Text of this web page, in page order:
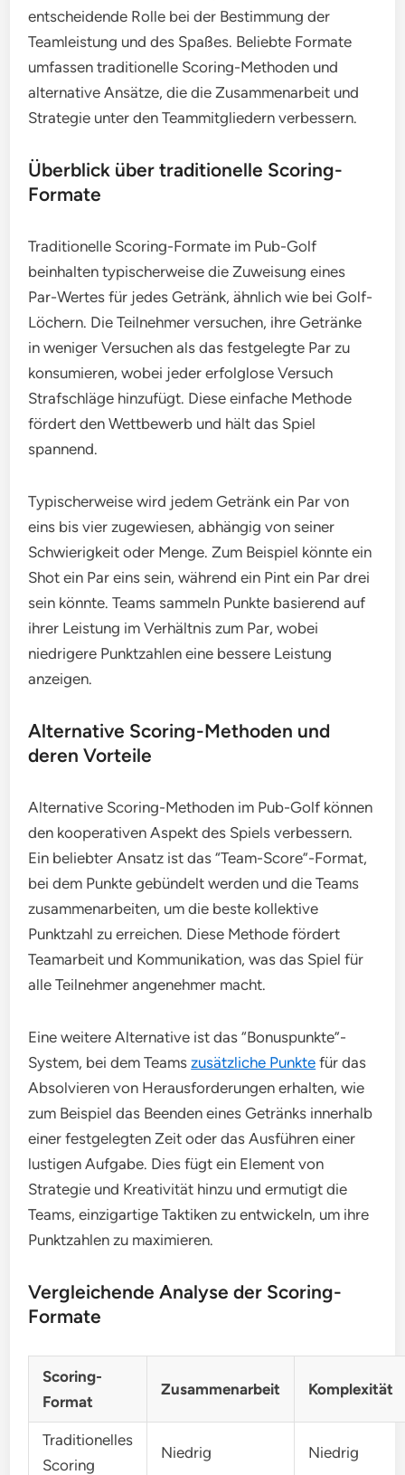
entscheidende Rolle bei der Bestimmung der
Teamleistung und des Spaßes. Beliebte Formate
umfassen traditionelle Scoring-Methoden und
alternative Ansätze, die die Zusammenarbeit und
Strategie unter den Teammitgliedern verbessern.
Überblick über traditionelle Scoring-
Formate
Traditionelle Scoring-Formate im Pub-Golf
beinhalten typischerweise die Zuweisung eines
Par-Wertes für jedes Getränk, ähnlich wie bei Golf-
Löchern. Die Teilnehmer versuchen, ihre Getränke
in weniger Versuchen als das festgelegte Par zu
konsumieren, wobei jeder erfolglose Versuch
Strafschläge hinzufügt. Diese einfache Methode
fördert den Wettbewerb und hält das Spiel
spannend.
Typischerweise wird jedem Getränk ein Par von
eins bis vier zugewiesen, abhängig von seiner
Schwierigkeit oder Menge. Zum Beispiel könnte ein
Shot ein Par eins sein, während ein Pint ein Par drei
sein könnte. Teams sammeln Punkte basierend auf
ihrer Leistung im Verhältnis zum Par, wobei
niedrigere Punktzahlen eine bessere Leistung
anzeigen.
Alternative Scoring-Methoden und
deren Vorteile
Alternative Scoring-Methoden im Pub-Golf können
den kooperativen Aspekt des Spiels verbessern.
Ein beliebter Ansatz ist das “Team-Score”-Format,
bei dem Punkte gebündelt werden und die Teams
zusammenarbeiten, um die beste kollektive
Punktzahl zu erreichen. Diese Methode fördert
Teamarbeit und Kommunikation, was das Spiel für
alle Teilnehmer angenehmer macht.
Eine weitere Alternative ist das “Bonuspunkte”-
System, bei dem Teamszusätzliche Punkte für das
Absolvieren von Herausforderungen erhalten, wie
zum Beispiel das Beenden eines Getränks innerhalb
einer festgelegten Zeit oder das Ausführen einer
lustigen Aufgabe. Dies fügt ein Element von
Strategie und Kreativität hinzu und ermutigt die
Teams, einzigartige Taktiken zu entwickeln, um ihre
Punktzahlen zu maximieren.
Vergleichende Analyse der Scoring-
Formate
Scoring-
Format
Zusammenarbeit Komplexität
Traditionelles
Scoring
Niedrig Niedrig